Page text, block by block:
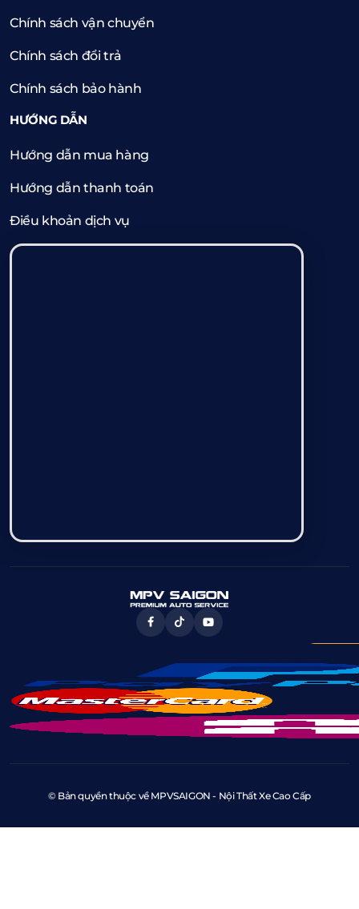
Chính sách vận chuyển
Chính sách đổi trả
Chính sách bảo hành
HƯỚNG DẪN
Hướng dẫn mua hàng
Hướng dẫn thanh toán
Điều khoản dịch vụ
© Bản quyền thuộc về MPVSAIGON - Nội Thất Xe Cao Cấp